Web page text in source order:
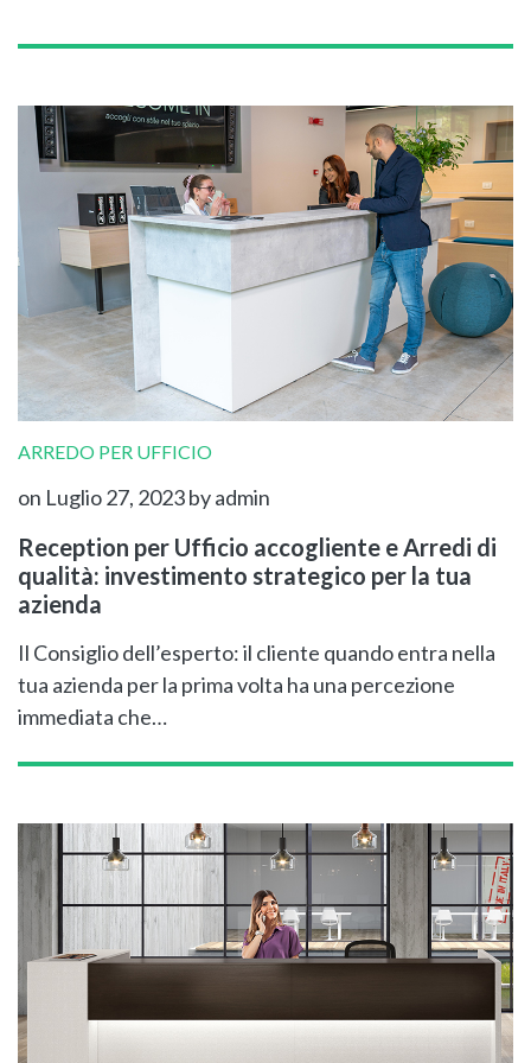
ARREDO PER UFFICIO
on Luglio 27, 2023by admin
Reception per Ufficio accogliente e Arredi di
qualità: investimento strategico per la tua
azienda
Il Consiglio dell’esperto: il cliente quando entra nella
tua azienda per la prima volta ha una percezione
immediata che…